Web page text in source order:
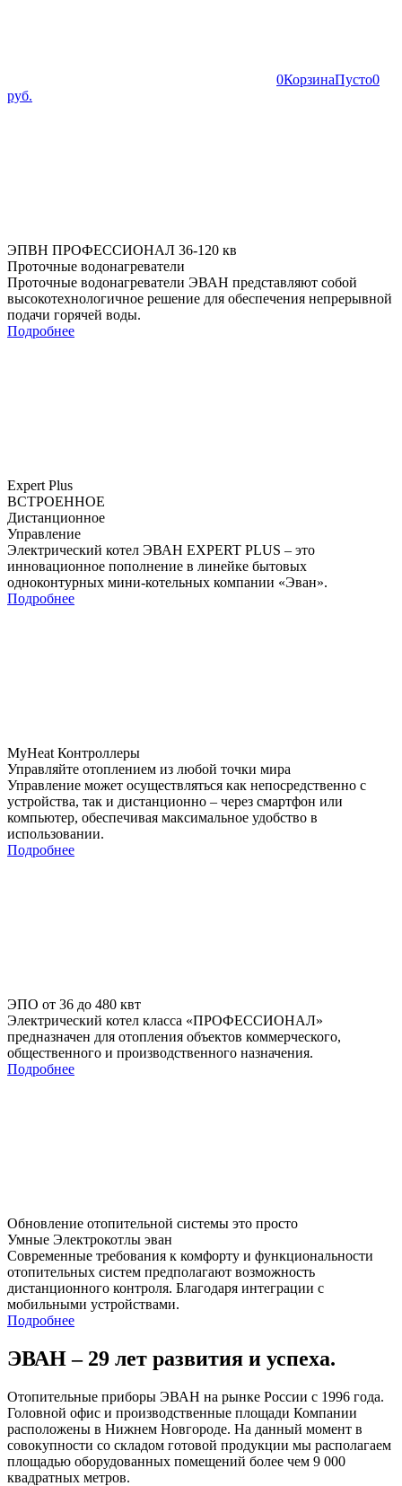
0КорзинаПусто0
руб.
ЭПВН ПРОФЕССИОНАЛ 36-120 кв
Проточные водонагреватели
Проточные водонагреватели ЭВАН представляют собой
высокотехнологичное решение для обеспечения непрерывной
подачи горячей воды.
Подробнее
Expert Plus
ВСТРОЕННОЕ
Дистанционное
Управление
Электрический котел ЭВАН EXPERT PLUS – это
инновационное пополнение в линейке бытовых
одноконтурных мини-котельных компании «Эван».
Подробнее
MyHeat Контроллеры
Управляйте отоплением из любой точки мира
Управление может осуществляться как непосредственно с
устройства, так и дистанционно – через смартфон или
компьютер, обеспечивая максимальное удобство в
использовании.
Подробнее
ЭПО от 36 до 480 квт
Электрический котел класса «ПРОФЕССИОНАЛ»
предназначен для отопления объектов коммерческого,
общественного и производственного назначения.
Подробнее
Обновление отопительной системы это просто
Умные Электрокотлы эван
Современные требования к комфорту и функциональности
отопительных систем предполагают возможность
дистанционного контроля. Благодаря интеграции с
мобильными устройствами.
Подробнее
ЭВАН – 29 лет развития и успеха.
Отопительные приборы ЭВАН на рынке России с 1996 года.
Головной офис и производственные площади Компании
расположены в Нижнем Новгороде. На данный момент в
совокупности со складом готовой продукции мы располагаем
площадью оборудованных помещений более чем 9 000
квадратных метров.